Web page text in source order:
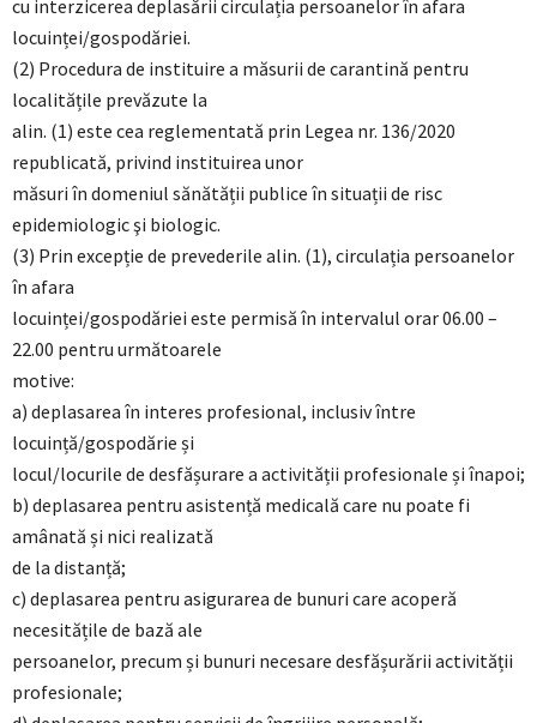
cu interzicerea deplasării circulația persoanelor în afara
locuinței/gospodăriei.
(2) Procedura de instituire a măsurii de carantină pentru
localitățile prevăzute la
alin. (1) este cea reglementată prin Legea nr. 136/2020
republicată, privind instituirea unor
măsuri în domeniul sănătății publice în situații de risc
epidemiologic şi biologic.
(3) Prin excepție de prevederile alin. (1), circulația persoanelor
în afara
locuinței/gospodăriei este permisă în intervalul orar 06.00 –
22.00 pentru următoarele
motive:
a) deplasarea în interes profesional, inclusiv între
locuință/gospodărie și
locul/locurile de desfășurare a activității profesionale și înapoi;
b) deplasarea pentru asistență medicală care nu poate fi
amânată și nici realizată
de la distanță;
c) deplasarea pentru asigurarea de bunuri care acoperă
necesitățile de bază ale
persoanelor, precum și bunuri necesare desfășurării activității
profesionale;